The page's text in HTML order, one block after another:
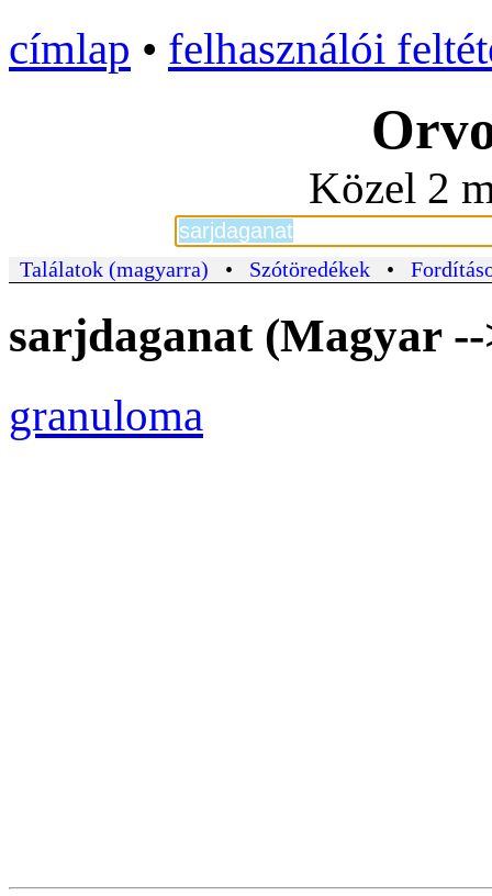
címlap • felhasználói
Közel 2
Találatok (magyarra) • Szótöredékek •
sarjdaganat (Magyar
granuloma